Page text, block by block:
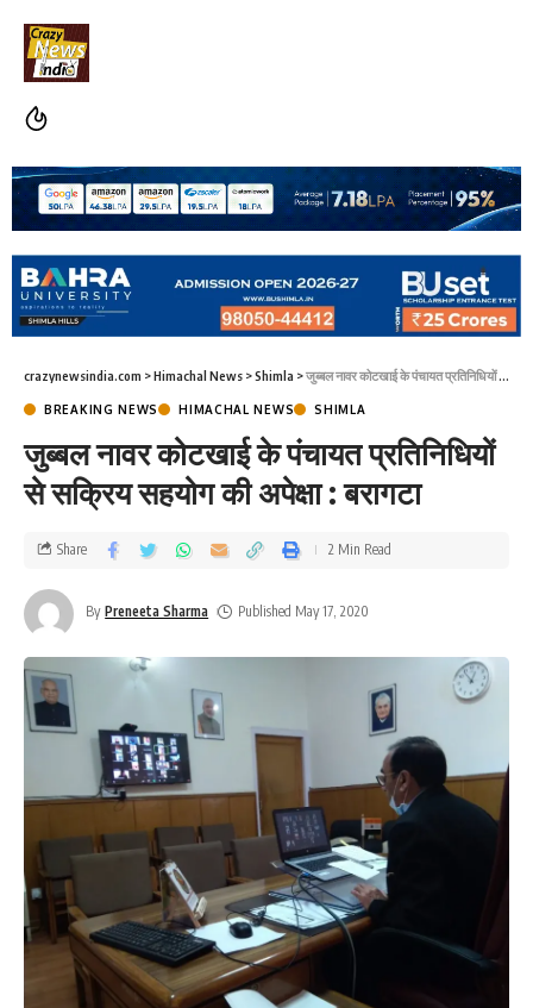
crazynewsindia.com >Himachal News >Shimla >जुब्बल नावर कोटखाई के पंचायत प्रतिनिधियों से सक्रिय सहयोग की अपेक्षा : बरागटा
BREAKING NEWS HIMACHAL NEWS SHIMLA
जुब्बल नावर कोटखाई के पंचायत प्रतिनिधियों
से सक्रिय सहयोग की अपेक्षा : बरागटा
By Preneeta Sharma Published May 17, 2020
Share 2 Min Read